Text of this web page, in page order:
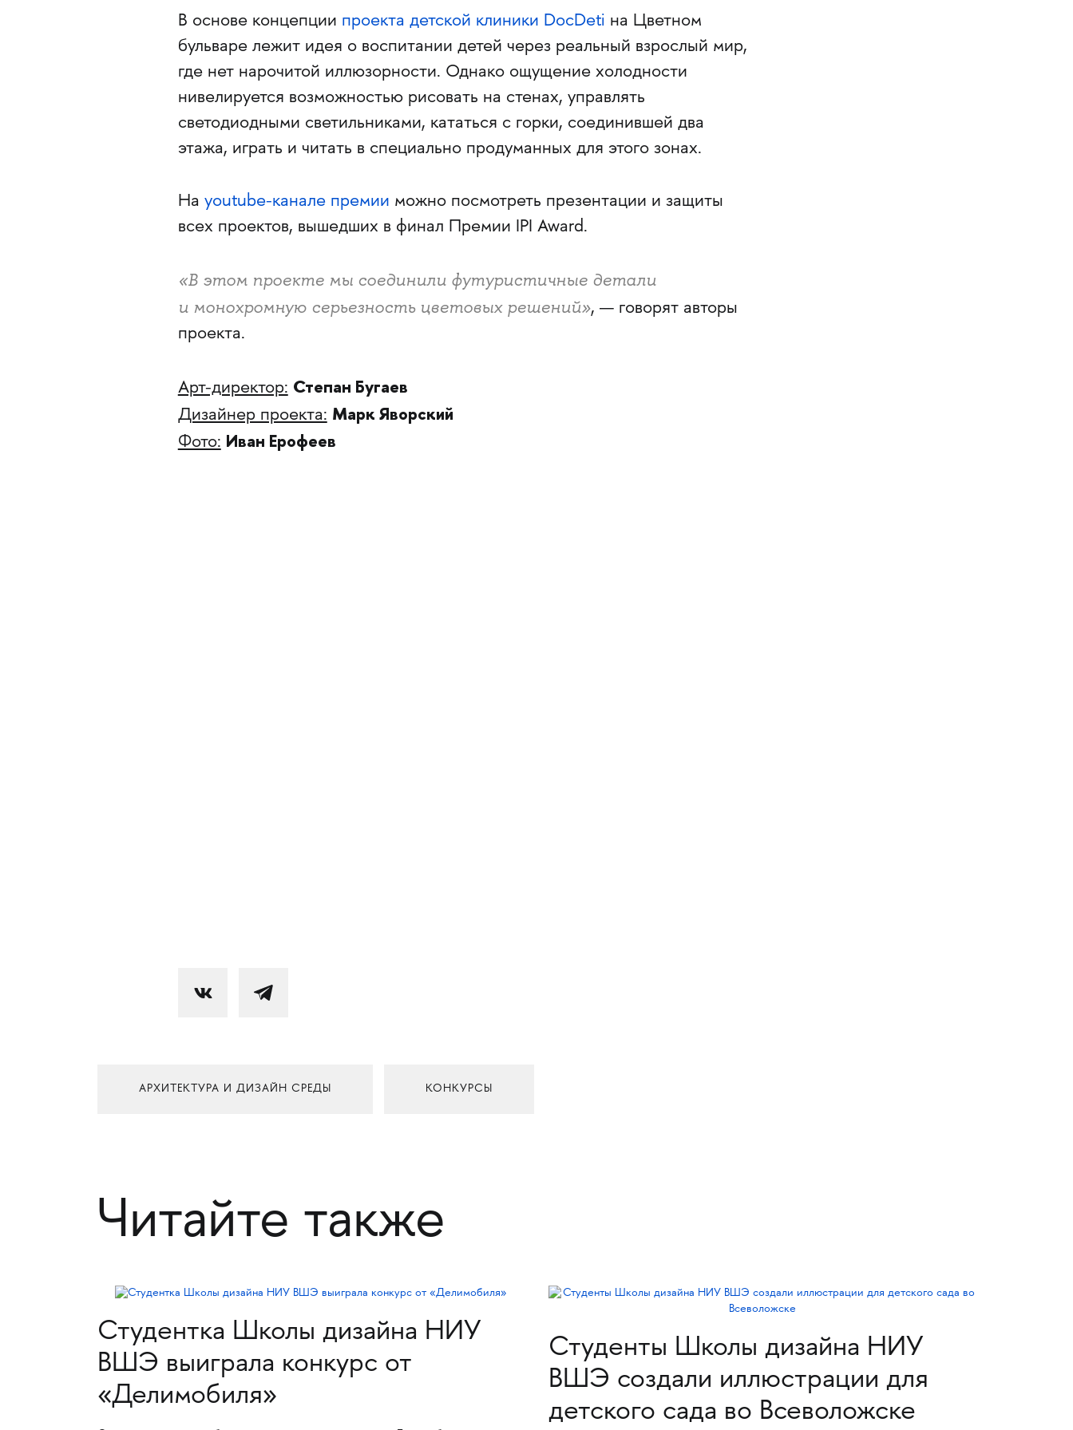
В основе концепции проекта детской клиники DocDeti на Цветном
бульваре лежит идея о воспитании детей через реальный взрослый мир,
где нет нарочитой иллюзорности. Однако ощущение холодности
нивелируется возможностью рисовать на стенах, управлять
светодиодными светильниками, кататься с горки, соединившей два
этажа, играть и читать в специально продуманных для этого зонах.
На youtube-канале премии можно посмотреть презентации и защиты
всех проектов, вышедших в финал Премии IPI Award.
«В этом проекте мы соединили футуристичные детали
и монохромную серьезность цветовых решений», — говорят авторы
проекта.
Арт-директор: Степан Бугаев
Дизайнер проекта: Марк Яворский
Фото: Иван Ерофеев
АРХИТЕКТУРА И ДИЗАЙН СРЕДЫ КОНКУРСЫ
Читайте также
Студентка Школы дизайна НИУ
ВШЭ выиграла конкурс от
«Делимобиля»
Студенты Школы дизайна НИУ
ВШЭ создали иллюстрации для
детского сада во Всеволожске